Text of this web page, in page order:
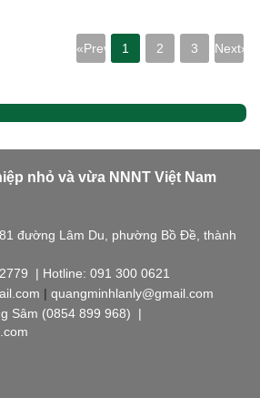
«Prev 1 2 3 Next»
nhỏ và vừa NNNT Việt Nam
đường Lâm Du, phường Bồ Đề, thành
| Hotline: 091 300 0621
| quangminhlanly@gmail.com
Sâm (0854 899 968) |